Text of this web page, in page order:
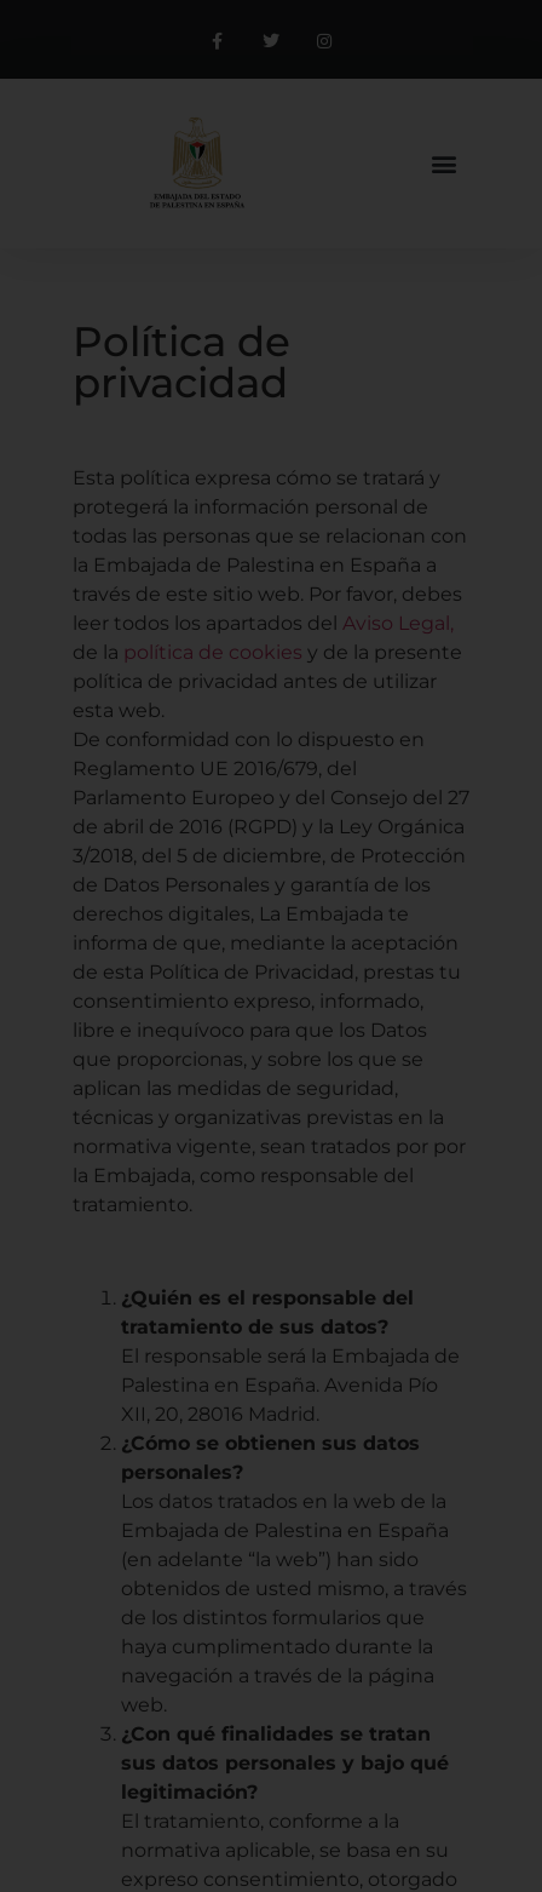
Política de
privacidad
Esta política expresa cómo se tratará y
protegerá la información personal de
todas las personas que se relacionan con
la Embajada de Palestina en España a
través de este sitio web. Por favor, debes
leer todos los apartados del Aviso Legal,
de la política de cookies y de la presente
política de privacidad antes de utilizar
esta web.
De conformidad con lo dispuesto en
Reglamento UE 2016/679, del
Parlamento Europeo y del Consejo del 27
de abril de 2016 (RGPD) y la Ley Orgánica
3/2018, del 5 de diciembre, de Protección
de Datos Personales y garantía de los
derechos digitales, La Embajada te
informa de que, mediante la aceptación
de esta Política de Privacidad, prestas tu
consentimiento expreso, informado,
libre e inequívoco para que los Datos
que proporcionas, y sobre los que se
aplican las medidas de seguridad,
técnicas y organizativas previstas en la
normativa vigente, sean tratados por por
la Embajada, como responsable del
tratamiento.
¿Quién es el responsable del
tratamiento de sus datos?
El responsable será la Embajada de
Palestina en España. Avenida Pío
XII, 20, 28016 Madrid.
¿Cómo se obtienen sus datos
personales?
Los datos tratados en la web de la
Embajada de Palestina en España
(en adelante “la web”) han sido
obtenidos de usted mismo, a través
de los distintos formularios que
haya cumplimentado durante la
navegación a través de la página
web.
¿Con qué finalidades se tratan
sus datos personales y bajo qué
legitimación?
El tratamiento, conforme a la
normativa aplicable, se basa en su
expreso consentimiento, otorgado